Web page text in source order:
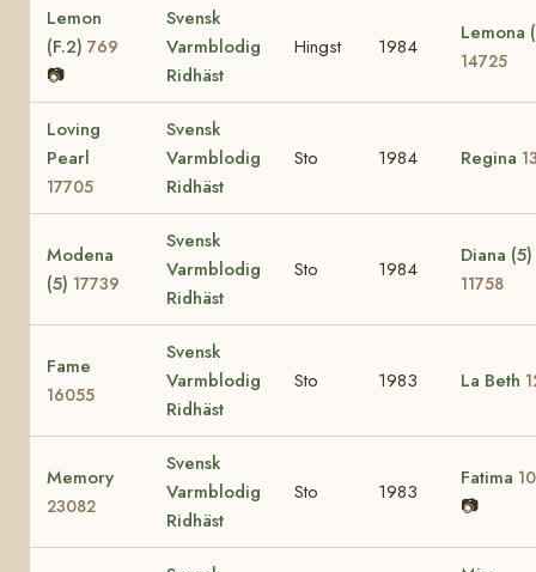
Lemon
(F.2) 769
📷
Svensk
Varmblodig
Ridhäst
Hingst 1984
Lemona
14725
Loving
Pearl
17705
Svensk
Varmblodig
Ridhäst
Sto 1984 Regina
Modena
(5) 17739
Svensk
Varmblodig
Ridhäst
Sto 1984
Diana (5)
11758
Fame
16055
Svensk
Varmblodig
Ridhäst
Sto 1983 La Beth
Memory
23082
Svensk
Varmblodig
Ridhäst
Sto 1983
Fatima
📷